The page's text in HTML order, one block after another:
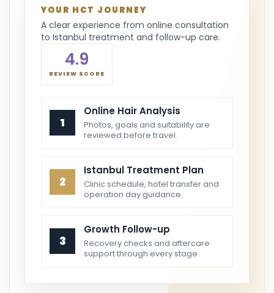
YOUR HCT JOURNEY
A clear experience from online consultation
to Istanbul treatment and follow-up care.
4.9
REVIEW SCORE
1
Online Hair Analysis
Photos, goals and suitability are
reviewed before travel.
2
Istanbul Treatment Plan
Clinic schedule, hotel transfer and
operation day guidance.
3
Growth Follow-up
Recovery checks and aftercare
support through every stage.